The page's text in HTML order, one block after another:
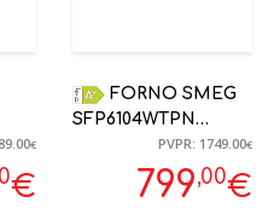
|
€
€
FORNO SMEG
SFP6104WTPN
TERMOVENTILADO,
PIROLÍTICO, LINEA,
60 CM, VIDRO
PVPR: 1749.00€
799,00€